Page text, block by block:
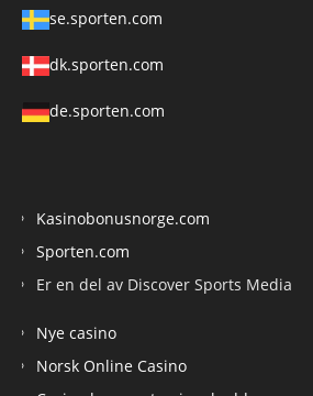
se.sporten.com
dk.sporten.com
de.sporten.com
Kasinobonusnorge.com
Sporten.com
Er en del av Discover Sports Media
Nye casino
Norsk Online Casino